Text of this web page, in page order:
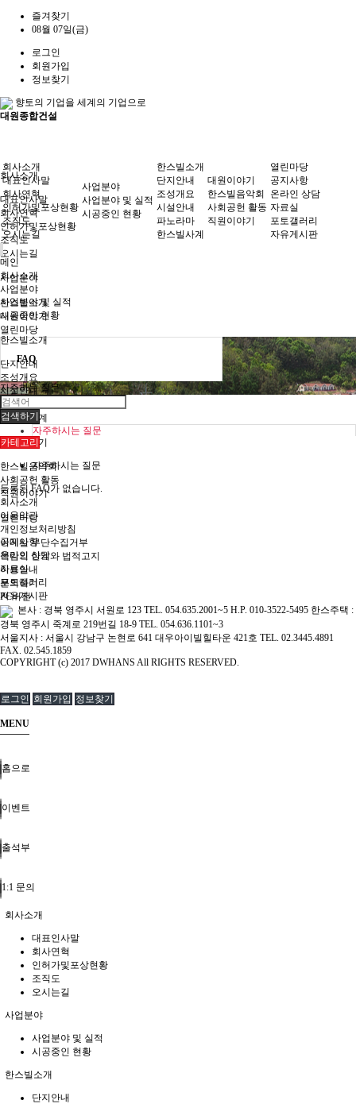
즐겨찾기
08월 07일(금)
로그인
회원가입
정보찾기
향토의 기업을 세계의 기업으로
대원종합건설
회사소개
대표인사말
회사연혁
인허가및포상현황
조직도
오시는길
사업분야
사업분야 및 실적
시공중인 현황
한스빌소개
단지안내
조성개요
시설안내
파노라마
한스빌사계
대원이야기
한스빌음악회
사회공헌 활동
직원이야기
열린마당
공지사항
온라인 상담
자료실
포토갤러리
자유게시판
회사소개
대표인사말
회사연혁
인허가및포상현황
조직도
오시는길
사업분야
사업분야 및 실적
시공중인 현황
한스빌소개
단지안내
조성개요
시설안내
파노라마
한스빌사계
대원이야기
한스빌음악회
사회공헌 활동
직원이야기
열린마당
공지사항
온라인 상담
자료실
포토갤러리
자유게시판
메인
회사소개
사업분야
한스빌소개
대원이야기
열린마당
FAQ
자주하는 질문
검색하기
자주하시는 질문
카테고리
자주하시는 질문
등록된 FAQ가 없습니다.
회사소개
이용약관
개인정보처리방침
이메일 무단수집거부
책임의 한계와 법적고지
이용안내
문의하기
PC버전
본사 : 경북 영주시 서원로 123 TEL. 054.635.2001~5 H.P. 010-3522-5495 한스주택 :
경북 영주시 죽계로 219번길 18-9 TEL. 054.636.1101~3
서울지사 : 서울시 강남구 논현로 641 대우아이빌힐타운 421호 TEL. 02.3445.4891
FAX. 02.545.1859
COPYRIGHT (c) 2017 DWHANS All RIGHTS RESERVED.
로그인 회원가입 정보찾기
MENU
홈으로
이벤트
출석부
1:1 문의
회사소개
대표인사말
회사연혁
인허가및포상현황
조직도
오시는길
사업분야
사업분야 및 실적
시공중인 현황
한스빌소개
단지안내